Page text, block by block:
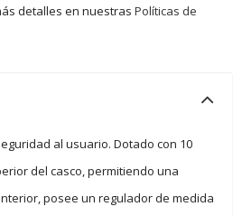
detalles en nuestras Políticas de
al usuario. Dotado con 10
del casco, permitiendo una
posee un regulador de medida